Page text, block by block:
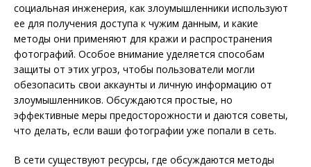
социальная инженерия, как злоумышленники используют
ее для получения доступа к чужим данным, и какие
методы они применяют для кражи и распространения
фотографий. Особое внимание уделяется способам
защиты от этих угроз, чтобы пользователи могли
обезопасить свои аккаунты и личную информацию от
злоумышленников. Обсуждаются простые, но
эффективные меры предосторожности и даются советы,
что делать, если ваши фотографии уже попали в сеть.
В сети существуют ресурсы, где обсуждаются методы